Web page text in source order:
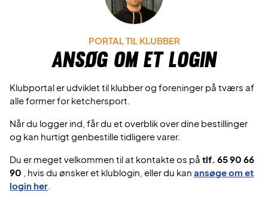
PORTAL TIL KLUBBER
Ansøg om et login
Klubportal er udviklet til klubber og foreninger på tværs af
alle former for ketchersport.
Når du logger ind, får du et overblik over dine bestillinger
og kan hurtigt genbestille tidligere varer.
Du er meget velkommen til at kontakte os på tlf. 65 90 66
90
, hvis du ønsker et klublogin, eller du kan ansøge om et
login her